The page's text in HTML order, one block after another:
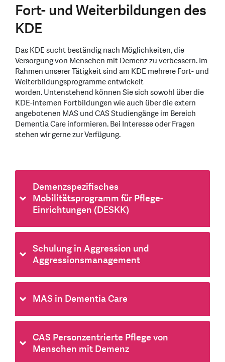
Fort- und Weiterbildungen des
KDE
Das KDE sucht beständig nach Möglichkeiten, die
Versorgung von Menschen mit Demenz zu verbessern. Im
Rahmen unserer Tätigkeit sind am KDE mehrere Fort- und
Weiterbildungsprogramme entwickelt
worden. Untenstehend können Sie sich sowohl über die
KDE-internen Fortbildungen wie auch über die extern
angebotenen MAS und CAS Studiengänge im Bereich
Dementia Care informieren. Bei Interesse oder Fragen
stehen wir gerne zur Verfügung.
Demenzspezifisches
Mobilitätsprogramm für Pflege-
Einrichtungen (DESKK)
Schulung in Aggression und
Aggressionsmanagement
MAS in Dementia Care
CAS Personzentrierte Pflege von
Menschen mit Demenz